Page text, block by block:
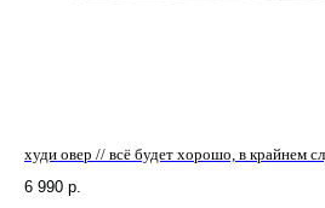
худи овер // всё будет хорошо, в крайнем
6 990 р.